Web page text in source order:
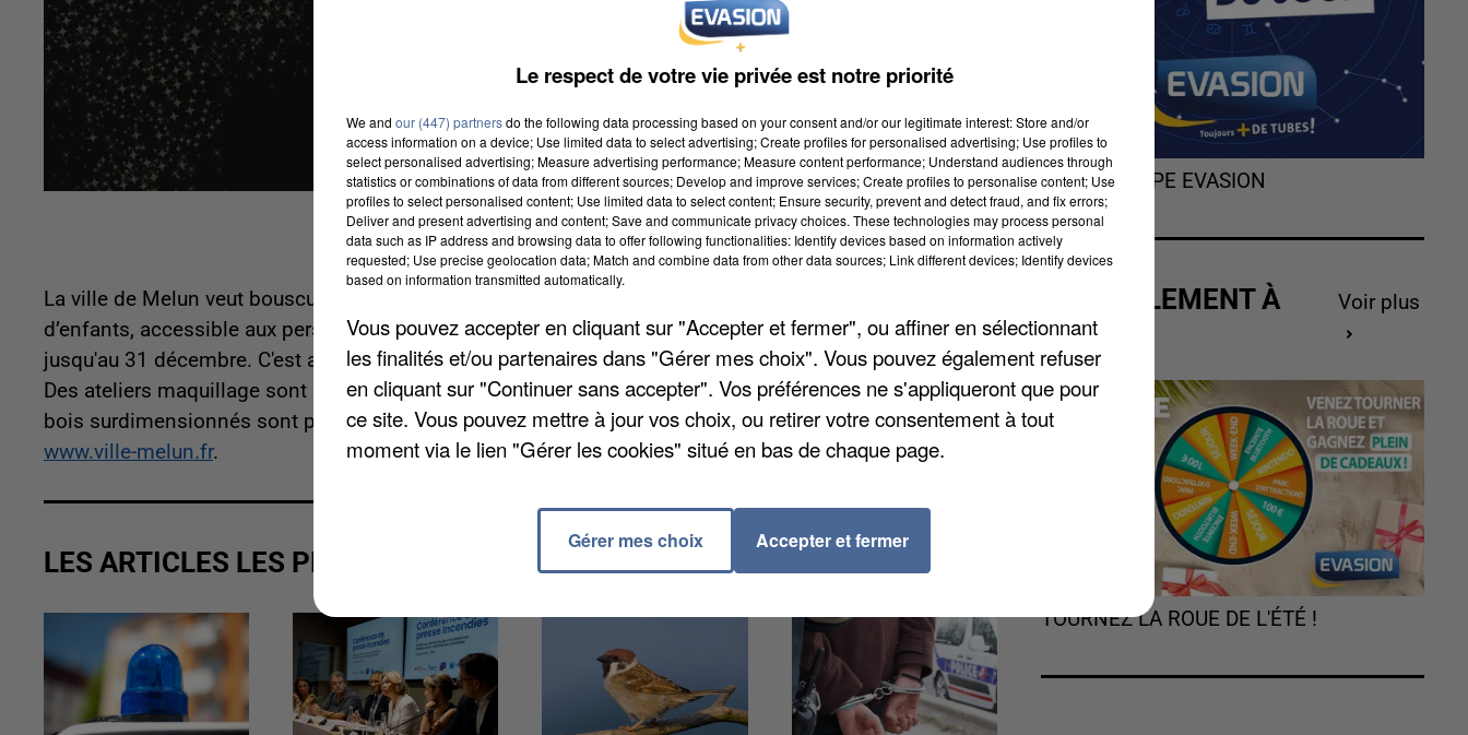
La ville de Melun veut bousculer Noël. Une authentique patinoire de plus de 200 m² avec jardin
d’enfants, accessible aux personnes à mobilité réduite, est installé dans les jardins de l'Hôtel de Ville
jusqu'au 31 décembre. C'est aussi jusqu'à cette date que le marché de Noël accueillera les visiteurs.
Des ateliers maquillage sont prévus les 29 décembre de 14h à 17h, et le 31 de 10h à 13h. Des jeux en
bois surdimensionnés sont prévus vendredi 30 de 10h à 12h30 et de 13h30 à 19h. Plus d'infos sur
www.ville-melun.fr.
LES ARTICLES LES PLUS VUS
L'HOROSCOPE EVASION
ACTUELLEMENT À
GAGNER
Voir plus
TOURNEZ LA ROUE DE L'ÉTÉ !
Le respect de votre vie privée est notre priorité
We and our (447) partnersdo the following data processing based on your consent and/or our legitimate interest: Store and/or
access information on a device; Use limited data to select advertising; Create profiles for personalised advertising; Use profiles to
select personalised advertising; Measure advertising performance; Measure content performance; Understand audiences through
statistics or combinations of data from different sources; Develop and improve services; Create profiles to personalise content; Use
profiles to select personalised content; Use limited data to select content; Ensure security, prevent and detect fraud, and fix errors;
Deliver and present advertising and content; Save and communicate privacy choices. These technologies may process personal
data such as IP address and browsing data to offer following functionalities: Identify devices based on information actively
requested; Use precise geolocation data; Match and combine data from other data sources; Link different devices; Identify devices
based on information transmitted automatically.
Vous pouvez accepter en cliquant sur "Accepter et fermer", ou affiner en sélectionnant
les finalités et/ou partenaires dans "Gérer mes choix". Vous pouvez également refuser
en cliquant sur "Continuer sans accepter". Vos préférences ne s'appliqueront que pour
ce site. Vous pouvez mettre à jour vos choix, ou retirer votre consentement à tout
moment via le lien "Gérer les cookies" situé en bas de chaque page.
Gérer mes choix Accepter et fermer